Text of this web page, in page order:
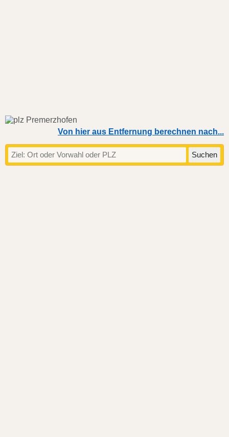
Von hier aus Entfernung berechnen nach...